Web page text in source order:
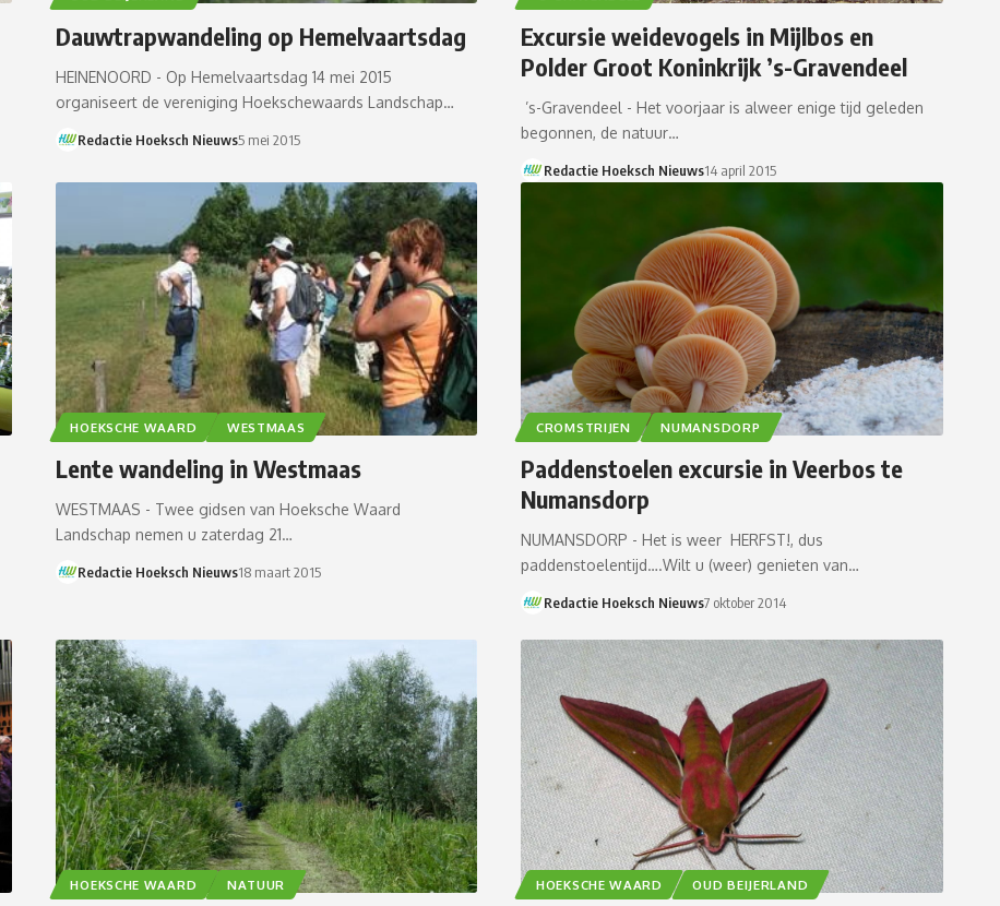
Dauwtrapwandeling op Hemelvaartsdag
HEINENOORD - Op Hemelvaartsdag 14 mei 2015
organiseert de vereniging Hoekschewaards Landschap…
Redactie Hoeksch Nieuws5 mei 2015
Excursie weidevogels in Mijlbos en
Polder Groot Koninkrijk ’s-Gravendeel
’s-Gravendeel - Het voorjaar is alweer enige tijd geleden
begonnen, de natuur…
Redactie Hoeksch Nieuws14 april 2015
HOEKSCHE WAARD WESTMAAS
Lente wandeling in Westmaas
WESTMAAS - Twee gidsen van Hoeksche Waard
Landschap nemen u zaterdag 21…
Redactie Hoeksch Nieuws18 maart 2015
CROMSTRIJEN NUMANSDORP
Paddenstoelen excursie in Veerbos te
Numansdorp
NUMANSDORP - Het is weer HERFST!, dus
paddenstoelentijd….Wilt u (weer) genieten van…
Redactie Hoeksch Nieuws7 oktober 2014
HOEKSCHE WAARD NATUUR HOEKSCHE WAARD OUD BEIJERLAND